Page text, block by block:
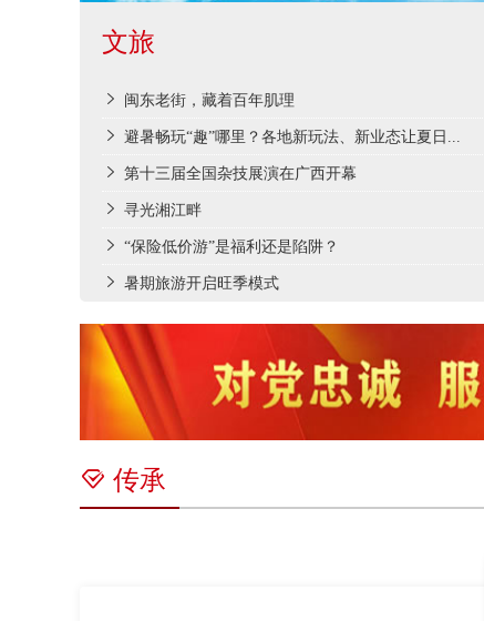
文旅
闽东老街，藏着百年肌理
避暑畅玩“趣”哪里？各地新玩法、新业态让夏日...
第十三届全国杂技展演在广西开幕
寻光湘江畔
“保险低价游”是福利还是陷阱？
暑期旅游开启旺季模式
传承